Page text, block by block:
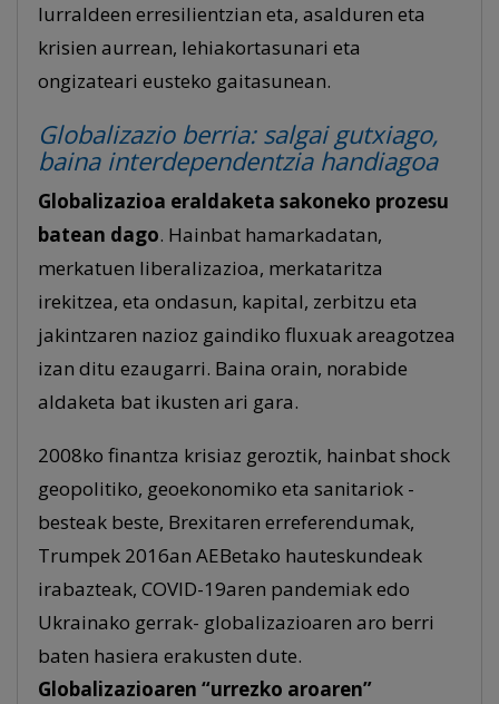
lurraldeen erresilientzian eta, asalduren eta
krisien aurrean, lehiakortasunari eta
ongizateari eusteko gaitasunean.
Globalizazio berria: salgai gutxiago,
baina interdependentzia handiagoa
Globalizazioa eraldaketa sakoneko prozesu
batean dago. Hainbat hamarkadatan,
merkatuen liberalizazioa, merkataritza
irekitzea, eta ondasun, kapital, zerbitzu eta
jakintzaren nazioz gaindiko fluxuak areagotzea
izan ditu ezaugarri. Baina orain, norabide
aldaketa bat ikusten ari gara.
2008ko finantza krisiaz geroztik, hainbat shock
geopolitiko, geoekonomiko eta sanitariok -
besteak beste, Brexitaren erreferendumak,
Trumpek 2016an AEBetako hauteskundeak
irabazteak, COVID-19aren pandemiak edo
Ukrainako gerrak- globalizazioaren aro berri
baten hasiera erakusten dute.
Globalizazioaren “urrezko aroaren”